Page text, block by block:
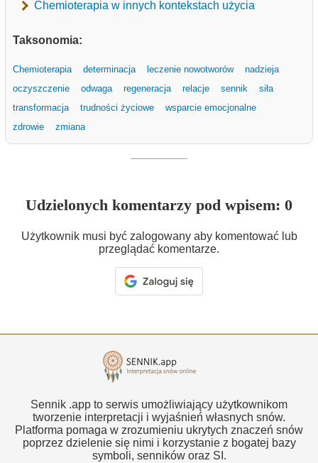
Chemioterapia w innych kontekstach użycia
Taksonomia:
Chemioterapia determinacja leczenie nowotworów
nadzieja
oczyszczenie
odwaga regeneracja relacje sennik
siła
transformacja
trudności życiowe
wsparcie emocjonalne
zdrowie
zmiana
Udzielonych komentarzy pod wpisem: 0
Użytkownik musi być zalogowany aby komentować lub
przeglądać komentarze.
Sennik .app to serwis umożliwiający użytkownikom
tworzenie interpretacji i wyjaśnień własnych snów.
Platforma pomaga w zrozumieniu ukrytych znaczeń snów
poprzez dzielenie się nimi i korzystanie z bogatej bazy
symboli, senników oraz SI.